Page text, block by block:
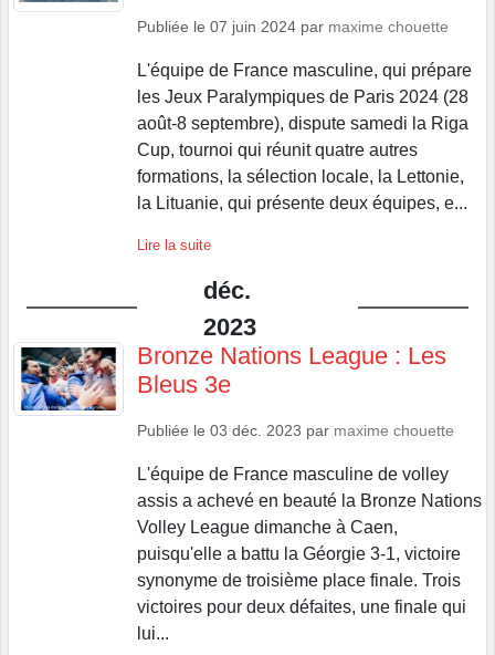
Publiée le 07 juin 2024 par maxime chouette
L'équipe de France masculine, qui prépare
les Jeux Paralympiques de Paris 2024 (28
août-8 septembre), dispute samedi la Riga
Cup, tournoi qui réunit quatre autres
formations, la sélection locale, la Lettonie,
la Lituanie, qui présente deux équipes, e...
Lire la suite
déc.
2023
Bronze Nations League : Les
Bleus 3e
Publiée le 03 déc. 2023 par maxime chouette
L'équipe de France masculine de volley
assis a achevé en beauté la Bronze Nations
Volley League dimanche à Caen,
puisqu'elle a battu la Géorgie 3-1, victoire
synonyme de troisième place finale. Trois
victoires pour deux défaites, une finale qui
lui...